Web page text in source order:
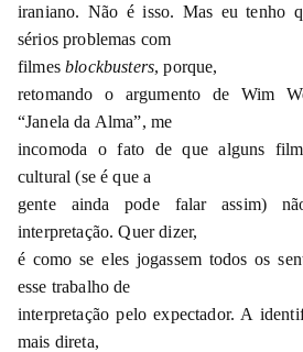
iraniano. Não é isso. Mas eu tenho
sérios problemas com
filmesblockbusters, porque,
retomando o argumento de Wim
“Janela da Alma”, me
incomoda o fato de que alguns
cultural (se é que a
gente ainda pode falar assim)
interpretação. Quer dizer,
é como se eles jogassem todos os
esse trabalho de
interpretação pelo expectador. A
mais direta,